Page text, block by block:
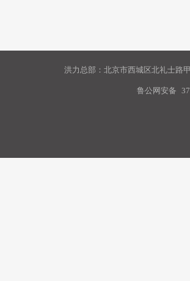
洪力总部：北京市西城区北礼士路
鲁公网安备